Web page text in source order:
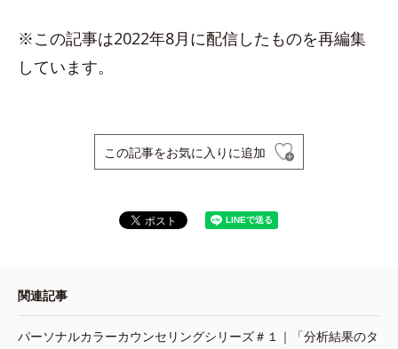
※この記事は2022年8月に配信したものを再編集
しています。
この記事をお気に入りに追加
関連記事
パーソナルカラーカウンセリングシリーズ＃１｜「分析結果のタ